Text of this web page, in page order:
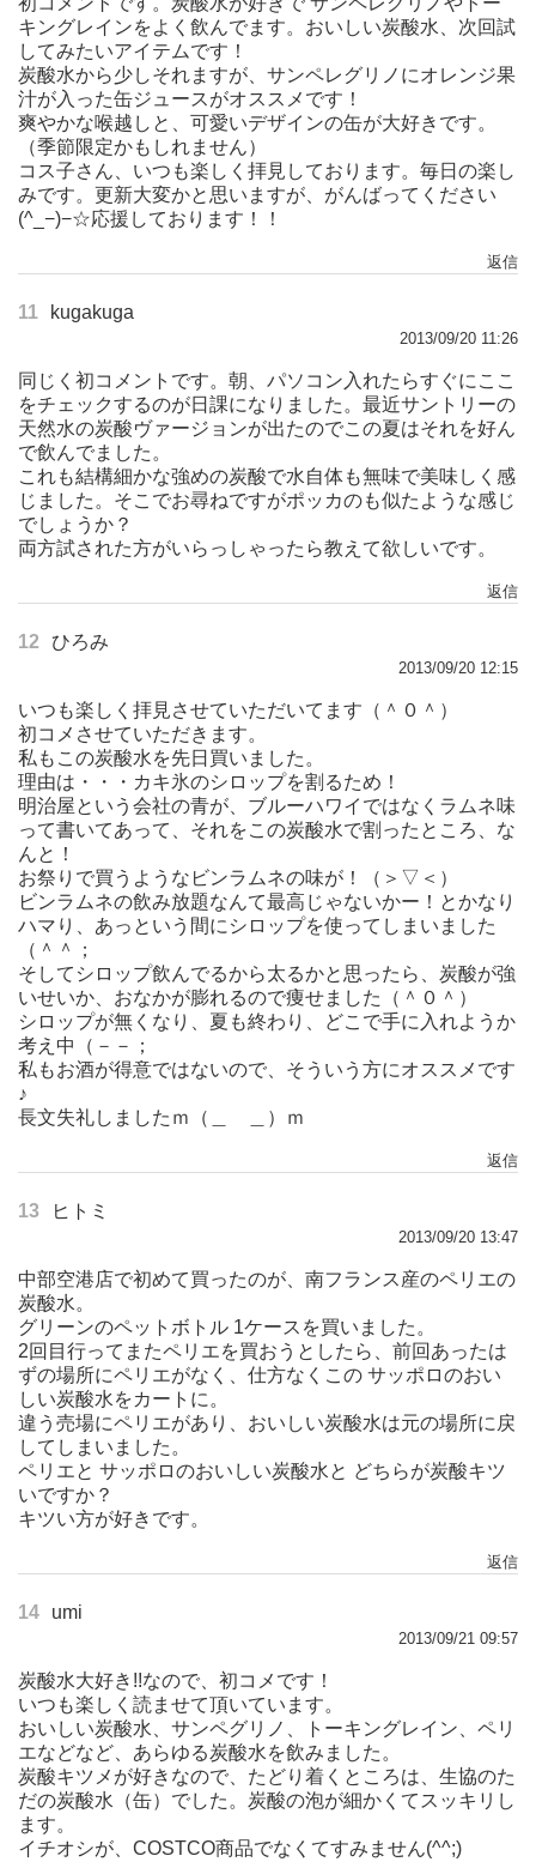
キングレインをよく飲んでます。おいしい炭酸水、次回試
してみたいアイテムです！
炭酸水から少しそれますが、サンペレグリノにオレンジ果
汁が入った缶ジュースがオススメです！
爽やかな喉越しと、可愛いデザインの缶が大好きです。
（季節限定かもしれません）
コス子さん、いつも楽しく拝見しております。毎日の楽し
みです。更新大変かと思いますが、がんばってください
(^_−)−☆応援しております！！
返信
11 kugakuga
2013/09/20 11:26
同じく初コメントです。朝、パソコン入れたらすぐにここ
をチェックするのが日課になりました。最近サントリーの
天然水の炭酸ヴァージョンが出たのでこの夏はそれを好ん
で飲んでました。
これも結構細かな強めの炭酸で水自体も無味で美味しく感
じました。そこでお尋ねですがポッカのも似たような感じ
でしょうか？
両方試された方がいらっしゃったら教えて欲しいです。
返信
12 ひろみ
2013/09/20 12:15
いつも楽しく拝見させていただいてます（＾０＾）
初コメさせていただきます。
私もこの炭酸水を先日買いました。
理由は・・・カキ氷のシロップを割るため！
明治屋という会社の青が、ブルーハワイではなくラムネ味
って書いてあって、それをこの炭酸水で割ったところ、な
んと！
お祭りで買うようなビンラムネの味が！（＞▽＜）
ビンラムネの飲み放題なんて最高じゃないかー！とかなり
ハマり、あっという間にシロップを使ってしまいました
（＾＾；
そしてシロップ飲んでるから太るかと思ったら、炭酸が強
いせいか、おなかが膨れるので痩せました（＾０＾）
シロップが無くなり、夏も終わり、どこで手に入れようか
考え中（－－；
私もお酒が得意ではないので、そういう方にオススメです
♪
長文失礼しましたｍ（＿ ＿）ｍ
返信
13 ヒトミ
2013/09/20 13:47
中部空港店で初めて買ったのが、南フランス産のペリエの
炭酸水。
グリーンのペットボトル 1ケースを買いました。
2回目行ってまたペリエを買おうとしたら、前回あったは
ずの場所にペリエがなく、仕方なくこの サッポロのおい
しい炭酸水をカートに。
違う売場にペリエがあり、おいしい炭酸水は元の場所に戻
してしまいました。
ペリエと サッポロのおいしい炭酸水と どちらが炭酸キツ
いですか？
キツい方が好きです。
返信
14 umi
2013/09/21 09:57
炭酸水大好き!!なので、初コメです！
いつも楽しく読ませて頂いています。
おいしい炭酸水、サンペグリノ、トーキングレイン、ペリ
エなどなど、あらゆる炭酸水を飲みました。
炭酸キツメが好きなので、たどり着くところは、生協のた
だの炭酸水（缶）でした。炭酸の泡が細かくてスッキリし
ます。
イチオシが、COSTCO商品でなくてすみません(^^;)